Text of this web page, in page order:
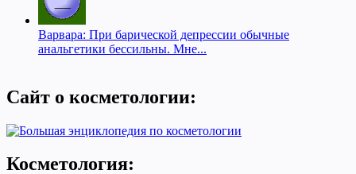
Варвара: При барической депрессии обычные
анальгетики бессильны. Мне...
Сайт о косметологии:
Косметология: